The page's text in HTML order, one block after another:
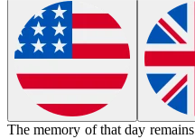
The memory of that day remains